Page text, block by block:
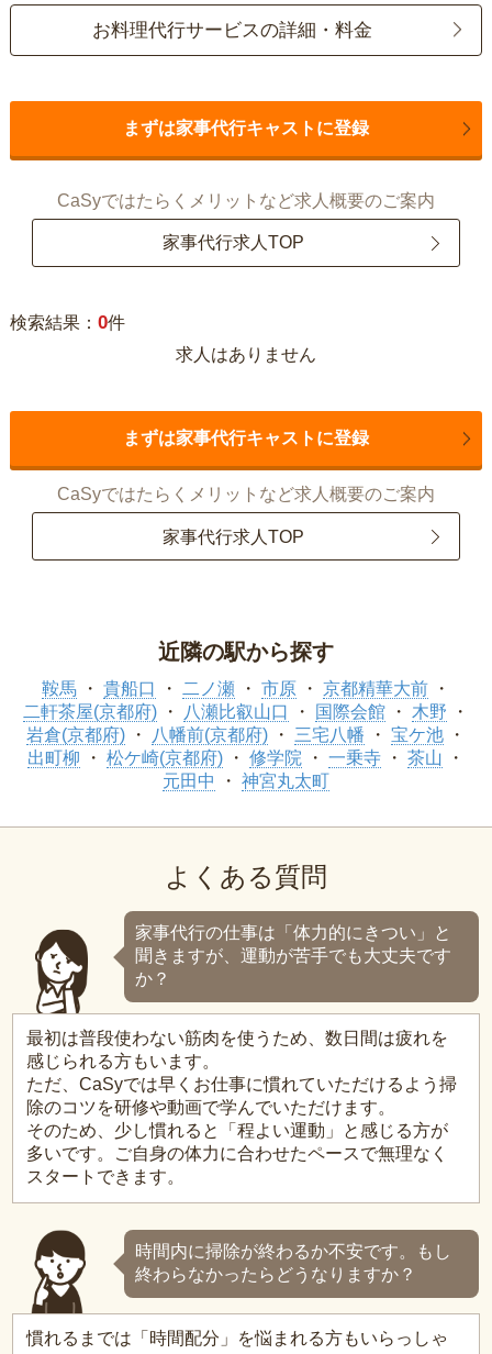
お料理代行サービスの詳細・料金
まずは家事代行キャストに登録
CaSyではたらくメリットなど求人概要のご案内
家事代行求人TOP
検索結果： 0件
求人はありません
まずは家事代行キャストに登録
CaSyではたらくメリットなど求人概要のご案内
家事代行求人TOP
近隣の駅から探す
鞍馬 貴船口 二ノ瀬 市原
京都精華大前
二軒茶屋(京都府)
八瀬比叡山口 国際会館
木野
岩倉(京都府)
八幡前(京都府) 三宅八幡
宝ケ池
出町柳
松ケ崎(京都府) 修学院 一乗寺
茶山
元田中
神宮丸太町
よくある質問
家事代行の仕事は「体力的にきつい」と
聞きますが、運動が苦手でも大丈夫です
か？
最初は普段使わない筋肉を使うため、数日間は疲れを
感じられる方もいます。
ただ、CaSyでは早くお仕事に慣れていただけるよう掃
除のコツを研修や動画で学んでいただけます。
そのため、少し慣れると「程よい運動」と感じる方が
多いです。ご自身の体力に合わせたペースで無理なく
スタートできます。
時間内に掃除が終わるか不安です。もし
終わらなかったらどうなりますか？
慣れるまでは「時間配分」を悩まれる方もいらっしゃ